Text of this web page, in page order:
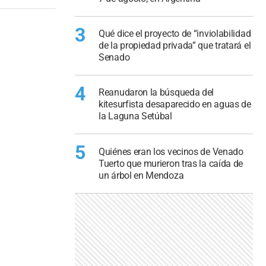
3
Qué dice el proyecto de “inviolabilidad
de la propiedad privada” que tratará el
Senado
4
Reanudaron la búsqueda del
kitesurfista desaparecido en aguas de
la Laguna Setúbal
5
Quiénes eran los vecinos de Venado
Tuerto que murieron tras la caída de
un árbol en Mendoza